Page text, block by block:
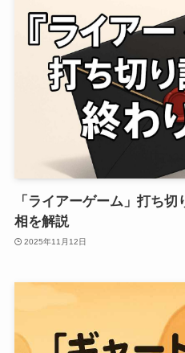
「ライアーゲーム」打ち
相を解説
2025年11月12日